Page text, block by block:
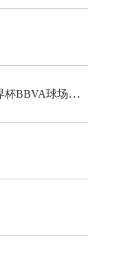
“高海拔538米足球空气动力学特征与飞行轨迹调控机制——以2026世界杯BBVA球场为实证场景”